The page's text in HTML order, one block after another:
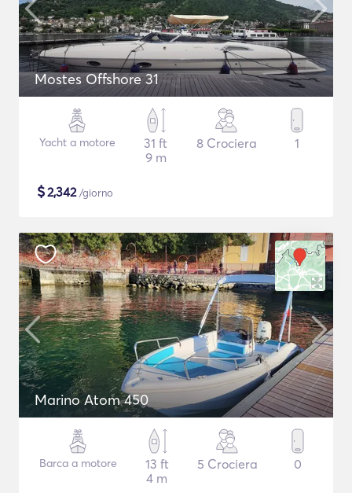
Mostes Offshore 31
Yacht a motore
31 ft
9 m
8 Crociera 1
$2,342/giorno
Marino Atom 450
Barca a motore
13 ft
4 m
5 Crociera 0